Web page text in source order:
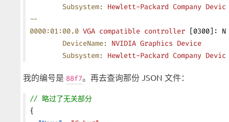
        Subsystem:
Hewlett-Packard Company
--
0000:01:00.0 VGA compatible controller [0300]:
        DeviceName:
NVIDIA Graphics Device
        Subsystem:
Hewlett-Packard Company
我的编号是 88f7。再去查询那份 JSON 文件：
// 略过了无关部分
{